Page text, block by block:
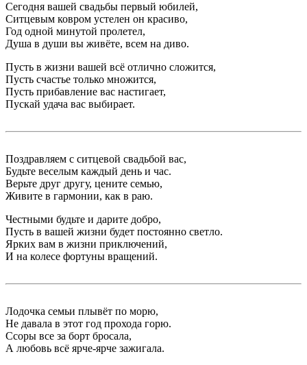
Сегодня вашей свадьбы первый юбилей,
Ситцевым ковром устелен он красиво,
Год одной минутой пролетел,
Душа в души вы живёте, всем на диво.
Пусть в жизни вашей всё отлично сложится,
Пусть счастье только множится,
Пусть прибавление вас настигает,
Пускай удача вас выбирает.
Поздравляем с ситцевой свадьбой вас,
Будьте веселым каждый день и час.
Верьте друг другу, цените семью,
Живите в гармонии, как в раю.
Честными будьте и дарите добро,
Пусть в вашей жизни будет постоянно светло.
Ярких вам в жизни приключений,
И на колесе фортуны вращений.
Лодочка семьи плывёт по морю,
Не давала в этот год прохода горю.
Ссоры все за борт бросала,
А любовь всё ярче-ярче зажигала.